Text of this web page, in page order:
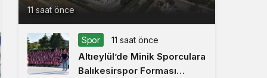
11 saat önce
Spor 11 saat önce
Altıeylül’de Minik Sporculara
Balıkesirspor Forması